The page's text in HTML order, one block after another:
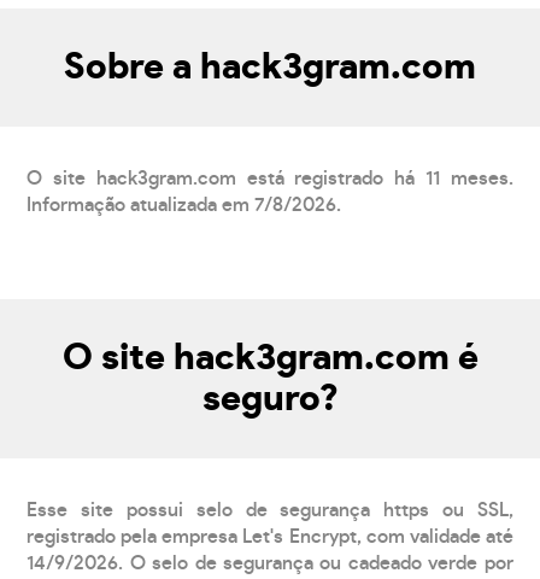
Sobre a hack3gram.com
O site hack3gram.com está registrado há 11 meses.
Informação atualizada em 7/8/2026.
O site hack3gram.com é
seguro?
Esse site possui selo de segurança https ou SSL,
registrado pela empresa Let's Encrypt, com validade até
14/9/2026. O selo de segurança ou cadeado verde por